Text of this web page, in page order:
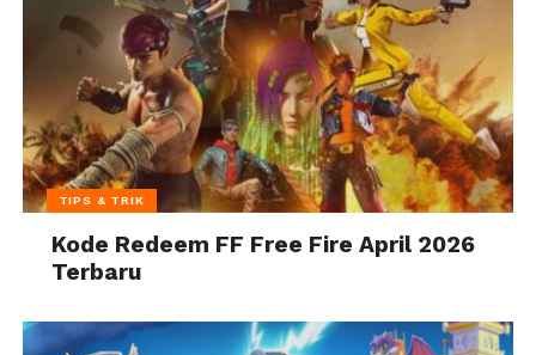
TIPS & TRIK
Kode Redeem FF Free Fire April 2026
Terbaru